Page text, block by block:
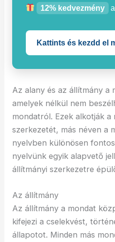
12% kedvezmény a
Kattints és kezdd el
Az alany és az állítmány a
amelyek nélkül nem
mondatról. Ezek alkotják a
szerkezetét, más néven a
nyelvben különösen
nyelvünk egyik alapvető
állítmányi szerkezetre
Az állítmány
Az állítmány a mondat
kifejezi a cselekvést,
állapotot. Minden más